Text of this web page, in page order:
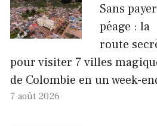
Sans
péage : la
route
pour visiter 7 villes
de Colombie en un week-
7 août 2026